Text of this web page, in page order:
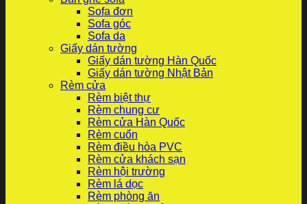
Sofa đơn
Sofa góc
Sofa da
Giấy dán tường
Giấy dán tường Hàn Quốc
Giấy dán tường Nhật Bản
Rèm cửa
Rèm biệt thự
Rèm chung cư
Rèm cửa Hàn Quốc
Rèm cuốn
Rèm điều hòa PVC
Rèm cửa khách sạn
Rèm hội trường
Rèm lá dọc
Rèm phòng ăn